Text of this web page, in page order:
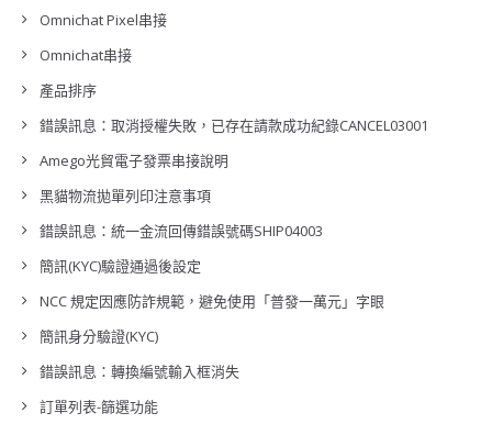
Omnichat Pixel串接
Omnichat串接
產品排序
錯誤訊息：取消授權失敗，已存在請款成功紀錄CANCEL03001
Amego光貿電子發票串接說明
黑貓物流拋單列印注意事項
錯誤訊息：統一金流回傳錯誤號碼SHIP04003
簡訊(KYC)驗證通過後設定
NCC 規定因應防詐規範，避免使用「普發一萬元」字眼
簡訊身分驗證(KYC)
錯誤訊息：轉換編號輸入框消失
訂單列表-篩選功能